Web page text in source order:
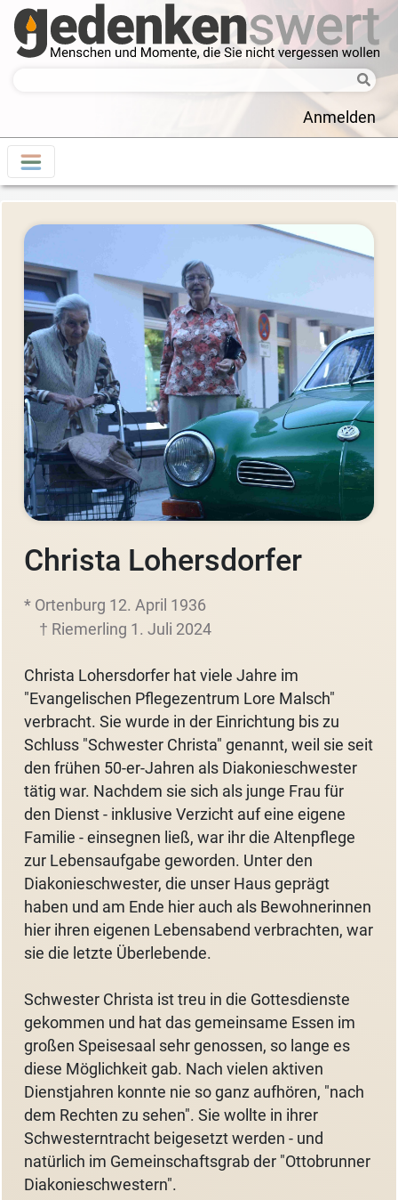
Anmelden
Christa Lohersdorfer
* Ortenburg 12. April 1936
† Riemerling 1. Juli 2024
Christa Lohersdorfer hat viele Jahre im
"Evangelischen Pflegezentrum Lore Malsch"
verbracht. Sie wurde in der Einrichtung bis zu
Schluss "Schwester Christa" genannt, weil sie seit
den frühen 50-er-Jahren als Diakonieschwester
tätig war. Nachdem sie sich als junge Frau für
den Dienst - inklusive Verzicht auf eine eigene
Familie - einsegnen ließ, war ihr die Altenpflege
zur Lebensaufgabe geworden. Unter den
Diakonieschwester, die unser Haus geprägt
haben und am Ende hier auch als Bewohnerinnen
hier ihren eigenen Lebensabend verbrachten, war
sie die letzte Überlebende.
Schwester Christa ist treu in die Gottesdienste
gekommen und hat das gemeinsame Essen im
großen Speisesaal sehr genossen, so lange es
diese Möglichkeit gab. Nach vielen aktiven
Dienstjahren konnte nie so ganz aufhören, "nach
dem Rechten zu sehen". Sie wollte in ihrer
Schwesterntracht beigesetzt werden - und
natürlich im Gemeinschaftsgrab der "Ottobrunner
Diakonieschwestern".